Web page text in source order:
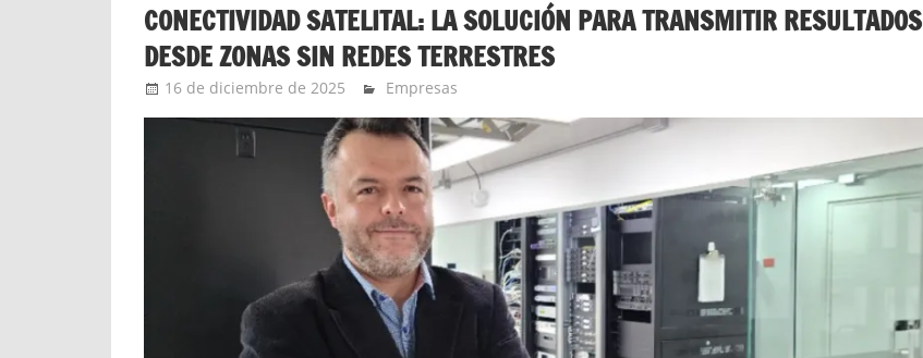
CONECTIVIDAD SATELITAL: LA SOLUCIÓN PARA TRANSMITIR RESULTADOS
DESDE ZONAS SIN REDES TERRESTRES
16 de diciembre de 2025 YesidAguilar
Empresas